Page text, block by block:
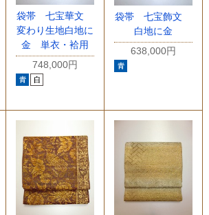
袋帯 七宝華文
変わり生地白地に
金 単衣・袷用
748,000円
袋帯 七宝飾文
白地に金
638,000円